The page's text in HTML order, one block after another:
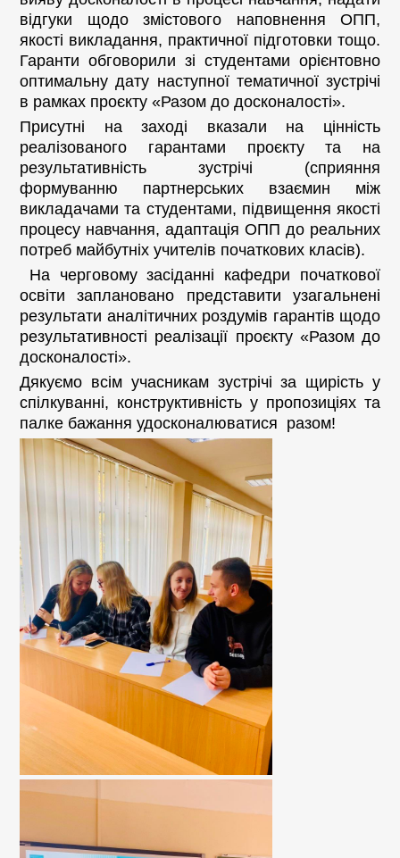
відгуки щодо змістового наповнення ОПП,
якості викладання, практичної підготовки тощо.
Гаранти обговорили зі студентами орієнтовно
оптимальну дату наступної тематичної зустрічі
в рамках проєкту «Разом до досконалості».
Присутні на заході вказали на цінність
реалізованого гарантами проєкту та на
результативність зустрічі (сприяння
формуванню партнерських взаємин між
викладачами та студентами, підвищення якості
процесу навчання, адаптація ОПП до реальних
потреб майбутніх учителів початкових класів).
На черговому засіданні кафедри початкової
освіти заплановано представити узагальнені
результати аналітичних роздумів гарантів щодо
результативності реалізації проєкту «Разом до
досконалості».
Дякуємо всім учасникам зустрічі за щирість у
спілкуванні, конструктивність у пропозиціях та
палке бажання удосконалюватися разом!